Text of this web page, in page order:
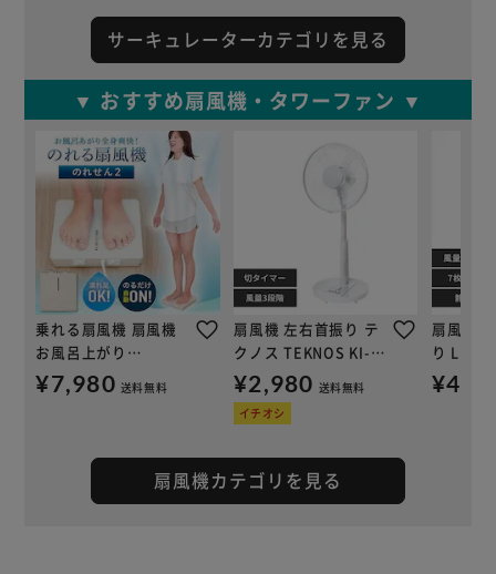
サーキュレーターカテゴリを見る
▼ おすすめ扇風機・タワーファン ▼
乗れる扇風機 扇風機
お風呂上がり
MATFANHWH
¥7,980 送料無料
扇風機 左右首振り テ
クノス TEKNOS KI-
1710(W)I ホワイト
¥2,980 送料無料
イチオシ
扇風機
り LFA-
ト
扇風機カテゴリを見る